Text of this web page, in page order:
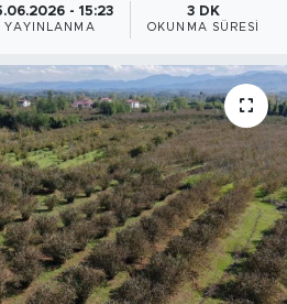
- 15:23
YAYINLANMA
3 DK
OKUNMA SÜRESI